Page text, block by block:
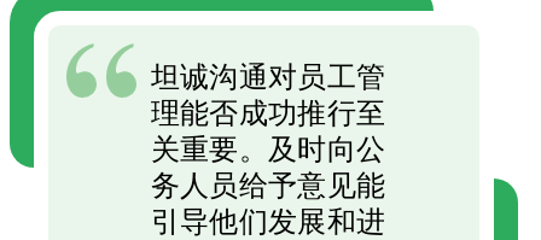
坦诚沟通对员工管
理能否成功推行至
关重要。及时向公
务人员给予意见能
引导他们发展和进